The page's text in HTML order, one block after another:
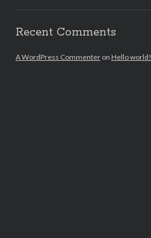
Recent Comments
A WordPress Commenteron Hello world!